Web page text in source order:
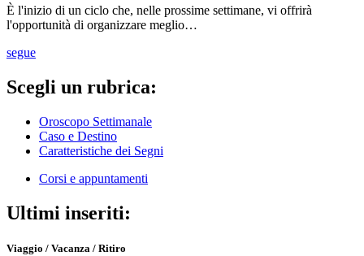
È l'inizio di un ciclo che, nelle prossime settimane, vi offrirà
l'opportunità di organizzare meglio…
segue
Scegli un rubrica:
Oroscopo Settimanale
Caso e Destino
Caratteristiche dei Segni
Corsi e appuntamenti
Ultimi inseriti:
Viaggio / Vacanza / Ritiro